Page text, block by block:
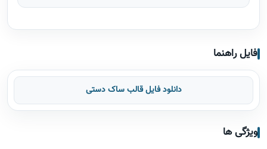
فایل راهنما
دانلود فایل قالب ساک دستی
ویژگی ها